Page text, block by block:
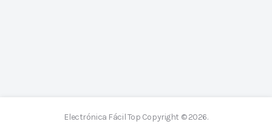
Electrónica Fácil Top Copyright © 2026.